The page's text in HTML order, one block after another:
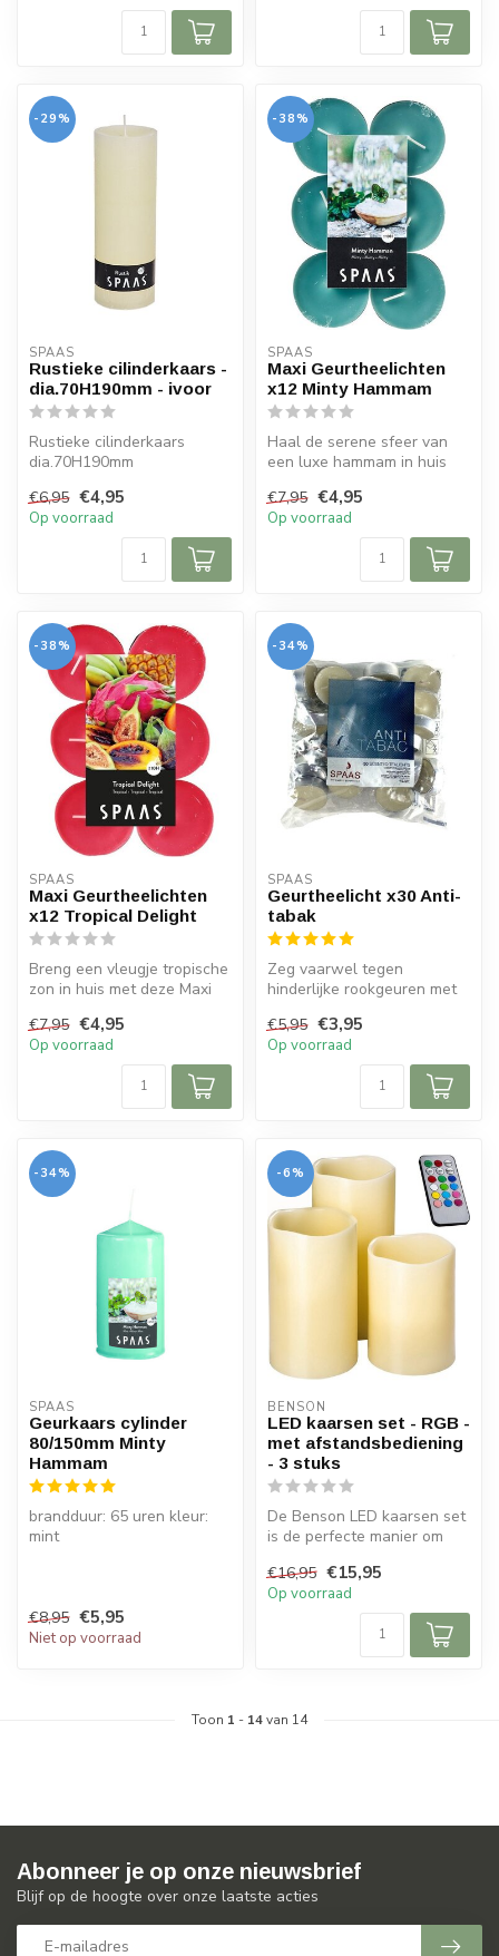
-29%
SPAAS
Rustieke cilinderkaars -
dia.70H190mm - ivoor
Rustieke cilinderkaars
dia.70H190mm
brandduur: 95 uur
€6,95 €4,95
Op voorraad
-38%
SPAAS
Maxi Geurtheelichten
x12 Minty Hammam
Haal de serene sfeer van
een luxe hammam in huis
Geurtheelichten M...
€7,95 €4,95
Op voorraad
-38%
SPAAS
Maxi Geurtheelichten
x12 Tropical Delight
Breng een vleugje tropische
zon in huis met deze Maxi
€7,95 €4,95
Op voorraad
-34%
SPAAS
Geurtheelicht x30 Anti-
tabak
Zeg vaarwel tegen
hinderlijke rookgeuren met
Tabak.
€5,95 €3,95
Op voorraad
-34%
SPAAS
Geurkaars cylinder
80/150mm Minty
Hammam
brandduur: 65 uren kleur:
mint
€8,95 €5,95
Niet op voorraad
-6%
BENSON
LED kaarsen set - RGB -
met afstandsbediening
- 3 stuks
De Benson LED kaarsen set
is de perfecte manier om
sfe...
€16,95 €15,95
Op voorraad
Toon 1 - 14van 14
Abonneer je op onze nieuwsbrief
Blijf op de hoogte over onze laatste acties